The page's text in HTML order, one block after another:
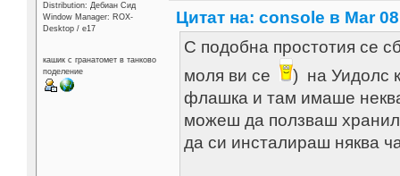
Distribution: Дебиан Сид
Window Manager: ROX-
Desktop / е17
кашик с гранатомет в танково
поделение
Цитат на: console в Mar
С подобна простотия се
моля ви се
) на Уидолс
флашка и там имаше
можеш да ползваш
да си инсталираш няква